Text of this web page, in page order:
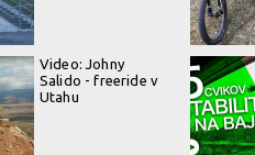
Video: Johny
Salido - freeride v
Utahu